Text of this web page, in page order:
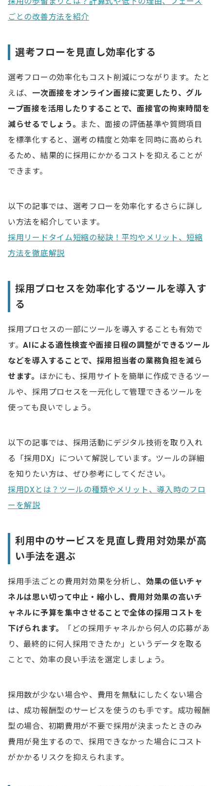
ごとの改善方法を紹介
選考フローを見直し効率化する
選考フローの効率化もコスト削減につながります。たと
えば、 一次面接をオンライン面接に変更したり、グル
ープ面接を活用したりすることで、面接官の拘束時間を
減らせるでしょう。
また、面接の評価基準や質問項目
を標準化すると、選考の精度と効率を同時に高められ
るため、結果的に採用にかかるコストを抑えることが
できます。
以下の記事では、選考フローを効率化するさらに詳し
い方法を紹介しています。
採用リードタイム短縮の秘訣！平均やメリット、短縮
方法を徹底解説
採用プロセスを効率化するツールを導入す
る
採用プロセスの一部にツールを導入することも有効で
す。AIによる適性検査や面接日程の調整ができるツール
などを導入することで、採用担当者の業務負担を減ら
せます。 ほかにも、採用サイトを簡単に作成できるツー
ルや、採用プロセスを一元化して管理できるツールを
使っても良いでしょう。
以下の記事では、採用活動にデジタル技術を取り入れ
る「採用DX」について解説しています。ツールの詳細
を知りたい方は、ぜひ参考にしてください。
採用DXとは？ツールの種類やメリット、導入時のフロ
ーを解説
利用中のサービスを見直し費用対効果が高
い手法を選ぶ
採用手法ごとの費用対効果を分析し、 効果の低いチャ
ネルは思い切って中止・縮小し、費用対効果の高いチ
ャネルに予算を集中させることで全体の採用コストを
下げられます。
「どの採用チャネルから何人の応募があ
り、最終的に何人採用できたか」というデータを取る
ことで、効率の良い手法を選定しましょう。
採用数が少ない場合や、費用を無駄にしたくない場合
は、成功報酬型のサービスを使うのも手です。成功報酬
型の場合、初期費用が不要で採用が決まったときのみ
費用が発生するので、採用できなかった場合にコスト
がかかるリスクを抑えられます。